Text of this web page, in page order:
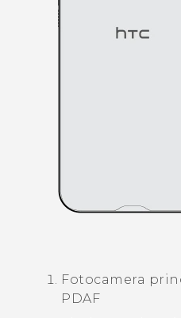
Fotocamera
PDAF